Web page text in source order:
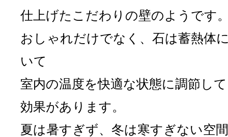
仕上げたこだわりの壁のようです
おしゃれだけでなく、石は蓄熱体
いて
室内の温度を快適な状態に調節し
効果があります。
夏は暑すぎず、冬は寒すぎない空